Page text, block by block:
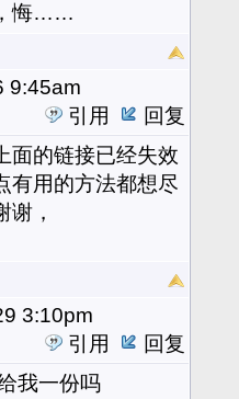
悔……
9:45am
引用
回复
面的链接已经失效
有用的方法都想尽
谢，
3:10pm
引用
回复
我一份吗